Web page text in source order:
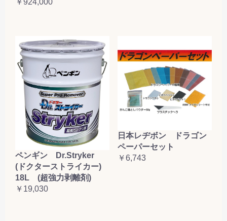
ペンギン Dr.Stryker
(ドクターストライカー)
18L (超強力剥離剤)
￥19,030
日本レヂボン ドラゴン
ペーパーセット
￥6,743